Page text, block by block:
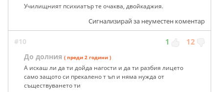
Училищният психиатър те очаква, двойкаджия.
Сигнализирай за неуместен коментар
#10 1 12
До долния ( преди 2 години )
А искаш ли да ти дойда нагости и да ти разбия лицето
само защото си прекалено т ъп и няма нужда от
съществуването ти